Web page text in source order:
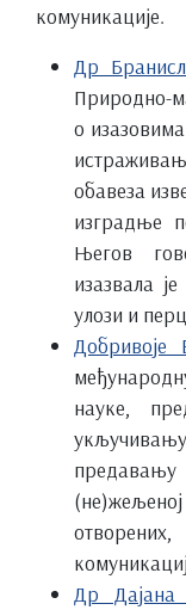
комуникације.
Др
Природно-
о
обавеза
изградње
Његов
изазвала
улози и
Добривоје
науке,
Др Дајана